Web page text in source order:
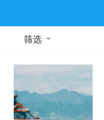
筛选